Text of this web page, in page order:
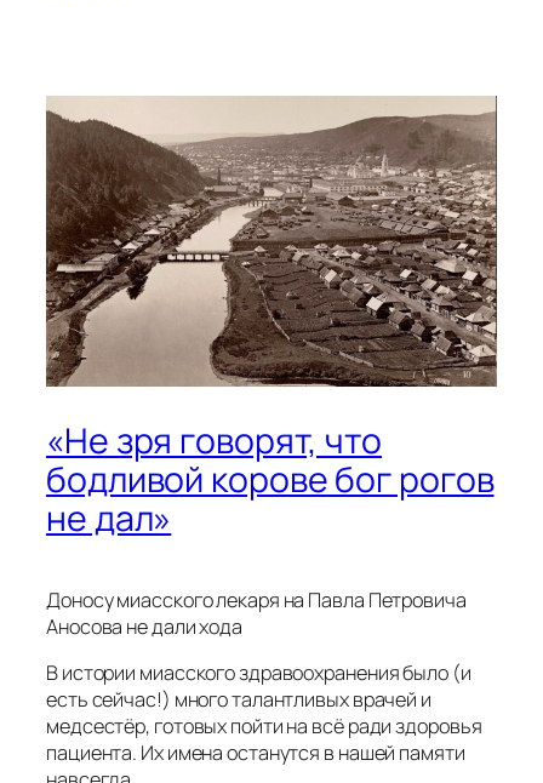
«Не зря говорят, что
бодливой корове бог рогов
не дал»
Доносу миасского лекаря на Павла Петровича
Аносова не дали хода
В истории миасского здравоохранения было (и
есть сейчас!) много талантливых врачей и
медсестёр, готовых пойти на всё ради здоровья
пациента. Их имена останутся в нашей памяти